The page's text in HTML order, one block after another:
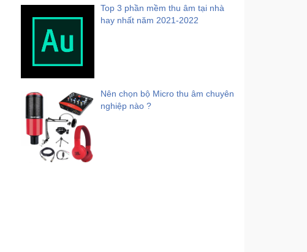
Top 3 phần mềm thu âm tại nhà
hay nhất năm 2021-2022
Nên chọn bộ Micro thu âm chuyên
nghiệp nào ?